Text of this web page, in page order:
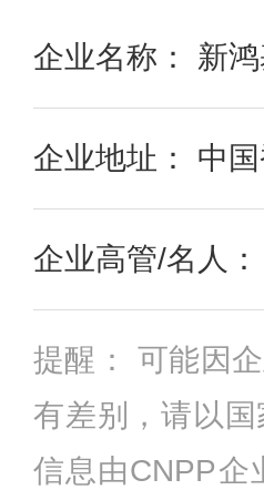
企业名称： 新
企业地址： 中
企业高管/名人：
提醒： 可能因
有差别，请以
信息由CNPP企